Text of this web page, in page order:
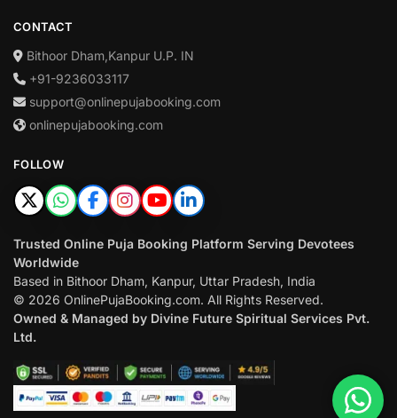
CONTACT
Bithoor Dham,Kanpur U.P. IN
+91-9236033117
support@onlinepujabooking.com
onlinepujabooking.com
FOLLOW
Trusted Online Puja Booking Platform Serving Devotees
Worldwide
Based in Bithoor Dham, Kanpur, Uttar Pradesh, India
© 2026 OnlinePujaBooking.com. All Rights Reserved.
Owned & Managed by Divine Future Spiritual Services Pvt.
Ltd.